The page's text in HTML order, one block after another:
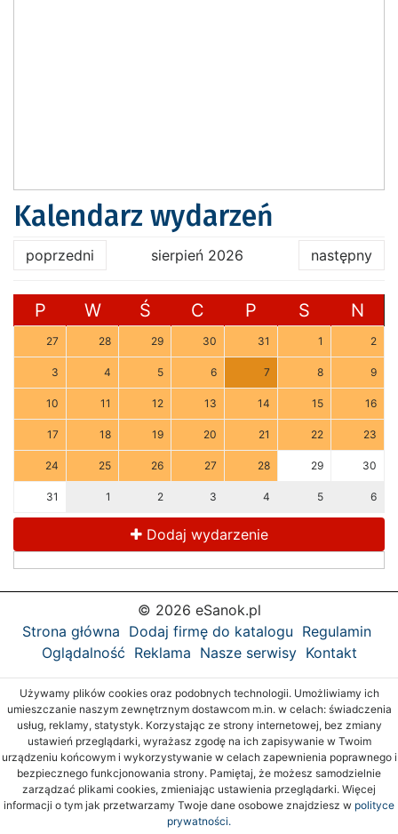
Kalendarz wydarzeń
poprzedni sierpień 2026 następny
P W Ś C P S N
27 28 29 30 31 1 2
3 4 5 6 7 8 9
10 11 12 13 14 15 16
17 18 19 20 21 22 23
24 25 26 27 28 29 30
31 1 2 3 4 5 6
Dodaj wydarzenie
© 2026 eSanok.pl
Strona główna Dodaj firmę do katalogu Regulamin
Oglądalność Reklama Nasze serwisy Kontakt
Używamy plików cookies oraz podobnych technologii. Umożliwiamy ich
umieszczanie naszym zewnętrznym dostawcom m.in. w celach: świadczenia
usług, reklamy, statystyk. Korzystając ze strony internetowej, bez zmiany
ustawień przeglądarki, wyrażasz zgodę na ich zapisywanie w Twoim
urządzeniu końcowym i wykorzystywanie w celach zapewnienia poprawnego i
bezpiecznego funkcjonowania strony. Pamiętaj, że możesz samodzielnie
zarządzać plikami cookies, zmieniając ustawienia przeglądarki. Więcej
informacji o tym jak przetwarzamy Twoje dane osobowe znajdziesz w polityce
prywatności.